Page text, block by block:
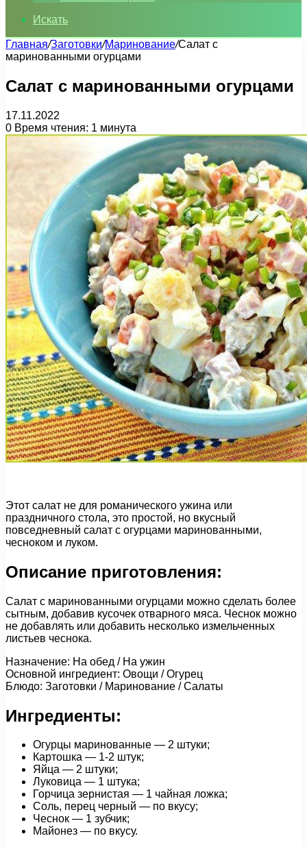
Искать
Главная/Заготовки/Маринование/Салат с
маринованными огурцами
Салат с маринованными огурцами
17.11.2022
0 Время чтения: 1 минута
Этот салат не для романического ужина или
праздничного стола, это простой, но вкусный
повседневный салат с огурцами маринованными,
чесноком и луком.
Описание приготовления:
Салат с маринованными огурцами можно сделать более
сытным, добавив кусочек отварного мяса. Чеснок можно
не добавлять или добавить несколько измельченных
листьев чеснока.
Назначение: На обед / На ужин
Основной ингредиент: Овощи / Огурец
Блюдо: Заготовки / Маринование / Салаты
Ингредиенты:
Огурцы маринованные — 2 штуки;
Картошка — 1-2 штук;
Яйца — 2 штуки;
Луковица — 1 штука;
Горчица зернистая — 1 чайная ложка;
Соль, перец черный — по вкусу;
Чеснок — 1 зубчик;
Майонез — по вкусу.